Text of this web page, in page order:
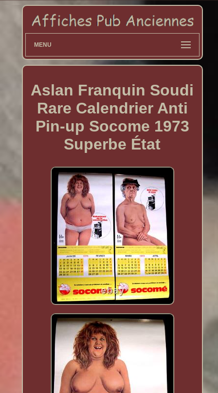
MENU
Aslan Franquin Soudi
Rare Calendrier Anti
Pin-up Socome 1973
Superbe État